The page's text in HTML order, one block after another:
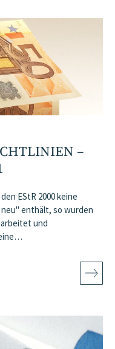
–
EStR 2000 keine
enthält, so wurden
und